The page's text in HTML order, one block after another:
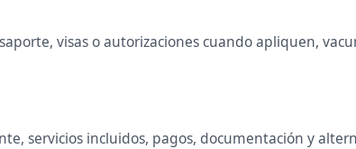
visas o autorizaciones cuando apliquen,
servicios incluidos, pagos, documentación y